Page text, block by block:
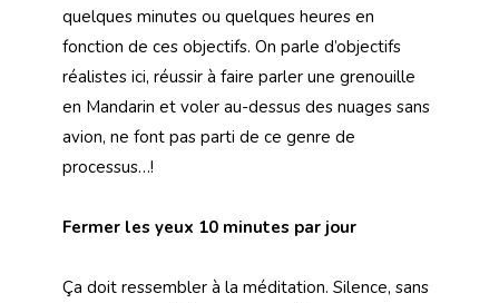
quelques minutes ou quelques heures en
fonction de ces objectifs. On parle d’objectifs
réalistes ici, réussir à faire parler une grenouille
en Mandarin et voler au-dessus des nuages sans
avion, ne font pas parti de ce genre de
processus…!
Fermer les yeux 10 minutes par jour
Ça doit ressembler à la méditation. Silence, sans